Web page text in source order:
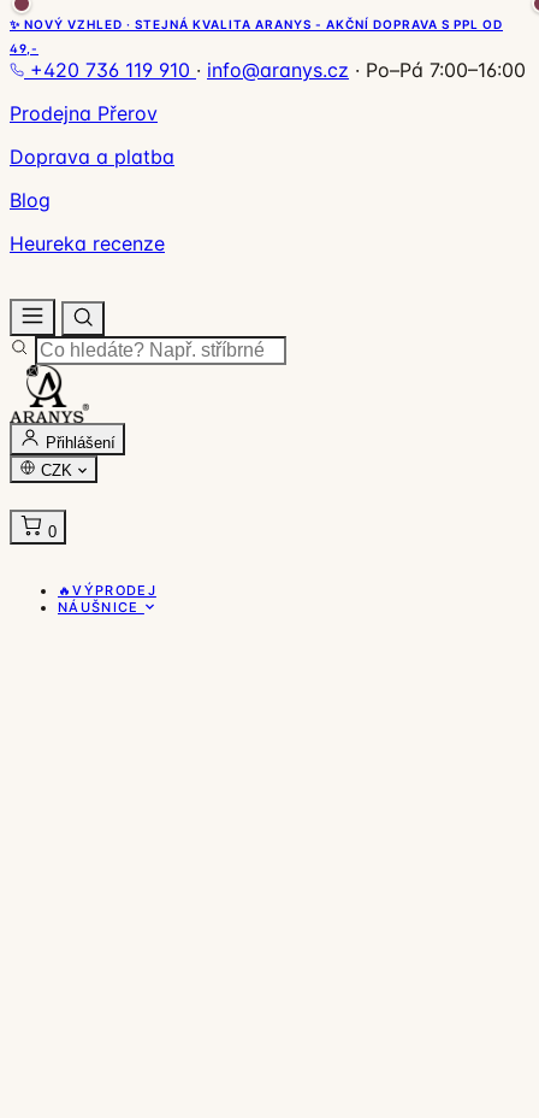
✨ NOVÝ VZHLED · STEJNÁ KVALITA ARANYS - AKČNÍ DOPRAVA S PPL OD
49,-
+420 736 119 910 · info@aranys.cz · Po–Pá 7:00–16:00
Prodejna Přerov
Doprava a platba
Blog
Heureka recenze
Přihlášení
CZK
0
🔥VÝPRODEJ
NÁUŠNICE